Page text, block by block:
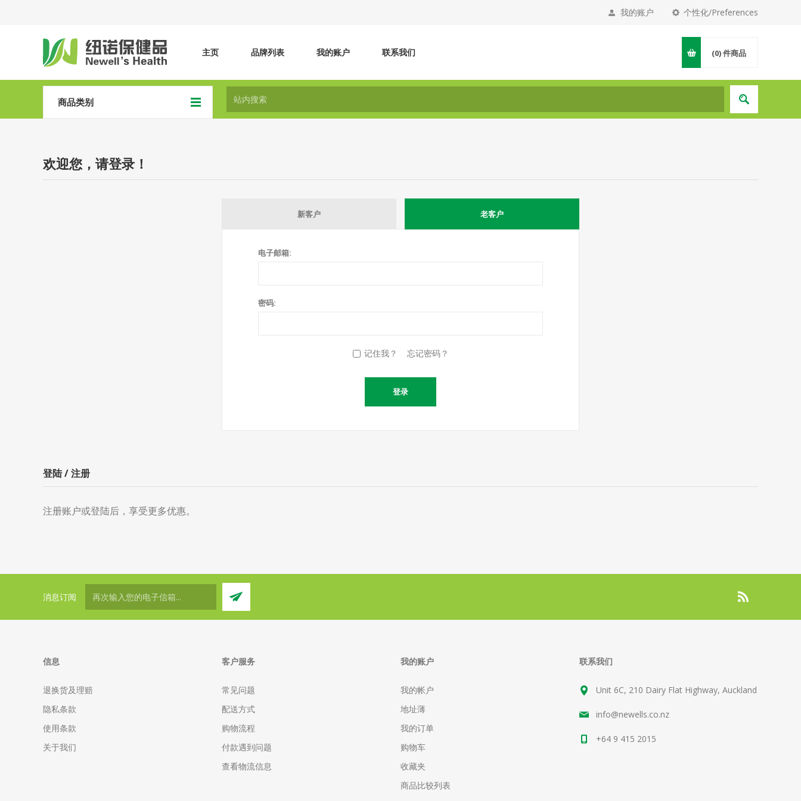
个性化/Preferences
我的账户
主页 品牌列表 我的账户 联系我们 (0)件商品
商品类别
欢迎您，请登录！
新客户 老客户
电子邮箱:
密码:
记住我？ 忘记密码？
登陆 / 注册
注册账户或登陆后，享受更多优惠。
消息订阅
信息
退换货及理赔
隐私条款
使用条款
关于我们
客户服务
常见问题
配送方式
购物流程
付款遇到问题
查看物流信息
我的账户
我的帐户
地址薄
我的订单
购物车
收藏夹
商品比较列表
联系我们
Unit 6C, 210 Dairy Flat Highway, Auckland
info@newells.co.nz
+64 9 415 2015